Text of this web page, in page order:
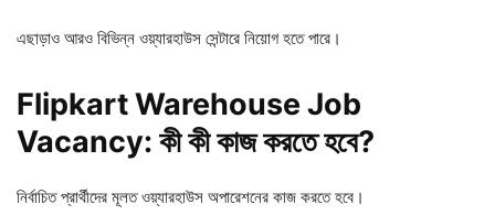
এছাড়াও আরও বিভিন্ন ওয়্যারহাউস সেন্টারে নিয়োগ হতে পারে।
Flipkart Warehouse Job
Vacancy: কীকীকাজকরতেহবে?
নির্বাচিত প্রার্থীদের মূলত ওয়্যারহাউস অপারেশনের কাজ করতে হবে।